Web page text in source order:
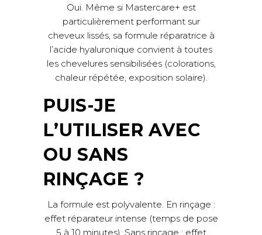
Oui. Même si Mastercare+ est
particulièrement performant sur
cheveux lissés, sa formule réparatrice à
l’acide hyaluronique convient à toutes
les chevelures sensibilisées (colorations,
chaleur répétée, exposition solaire).
PUIS-JE
L’UTILISER AVEC
OU SANS
RINÇAGE ?
La formule est polyvalente. En rinçage :
effet réparateur intense (temps de pose
5 à 10 minutes). Sans rinçage : effet